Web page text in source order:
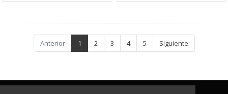
Anterior 1 2 3 4 5 Siguiente